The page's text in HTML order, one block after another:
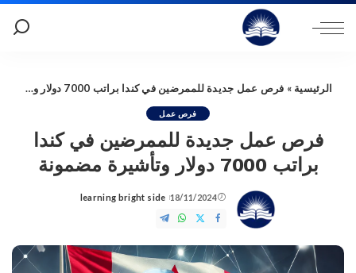
الرئيسية » فرص عمل جديدة للممرضين في كندا براتب 7000 دولار وتأشيرة مضمونة
فرص عمل
فرص عمل جديدة للممرضين في كندا
براتب 7000 دولار وتأشيرة مضمونة
18/11/2024
Posted
by
learning bright side